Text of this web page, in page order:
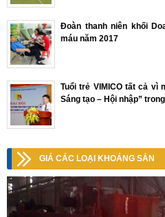
Đoàn thanh niên khối
máu năm 2017
Tuổi trẻ VIMICO tất cả vì
Sáng tạo – Hội nhập”
GIÁ CÁC LOẠI KHOÁNG SẢN